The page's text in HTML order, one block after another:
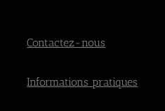
Contactez-nous
Informations pratiques